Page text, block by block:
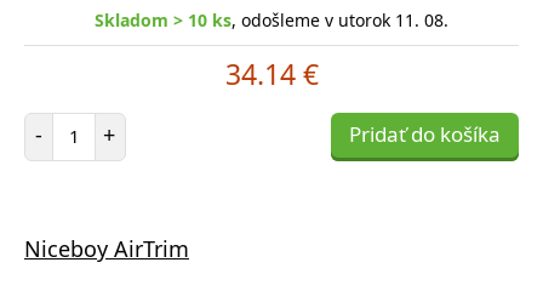
Skladom > 10 ks, odošleme v utorok 11. 08.
34.14 €
- Počet položiek
+ Pridať do košíka
Niceboy AirTrim